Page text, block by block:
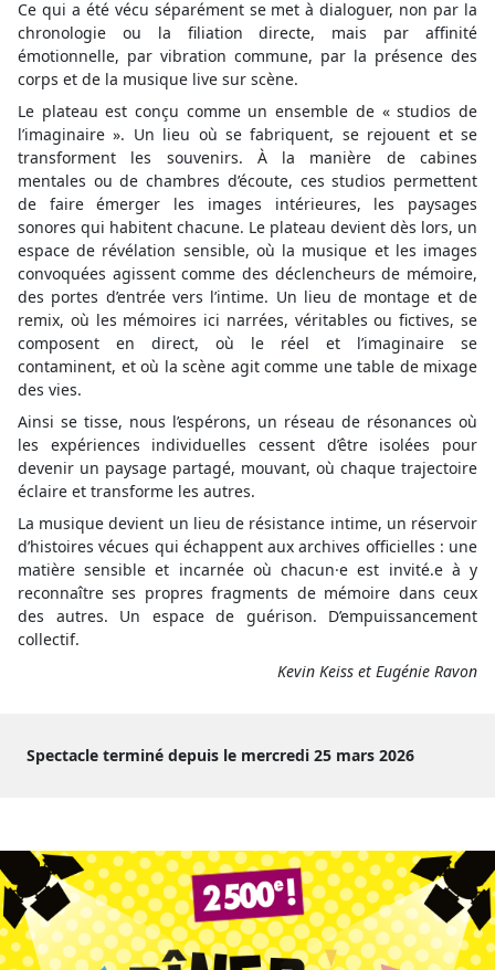
Ce qui a été vécu séparément se met à dialoguer, non par la
chronologie ou la filiation directe, mais par affinité
émotionnelle, par vibration commune, par la présence des
corps et de la musique live sur scène.
Le plateau est conçu comme un ensemble de « studios de
l’imaginaire ». Un lieu où se fabriquent, se rejouent et se
transforment les souvenirs. À la manière de cabines
mentales ou de chambres d’écoute, ces studios permettent
de faire émerger les images intérieures, les paysages
sonores qui habitent chacune. Le plateau devient dès lors, un
espace de révélation sensible, où la musique et les images
convoquées agissent comme des déclencheurs de mémoire,
des portes d’entrée vers l’intime. Un lieu de montage et de
remix, où les mémoires ici narrées, véritables ou fictives, se
composent en direct, où le réel et l’imaginaire se
contaminent, et où la scène agit comme une table de mixage
des vies.
Ainsi se tisse, nous l’espérons, un réseau de résonances où
les expériences individuelles cessent d’être isolées pour
devenir un paysage partagé, mouvant, où chaque trajectoire
éclaire et transforme les autres.
La musique devient un lieu de résistance intime, un réservoir
d’histoires vécues qui échappent aux archives officielles : une
matière sensible et incarnée où chacun·e est invité.e à y
reconnaître ses propres fragments de mémoire dans ceux
des autres. Un espace de guérison. D’empuissancement
collectif.
Kevin Keiss et Eugénie Ravon
Spectacle terminé depuis le mercredi 25 mars 2026